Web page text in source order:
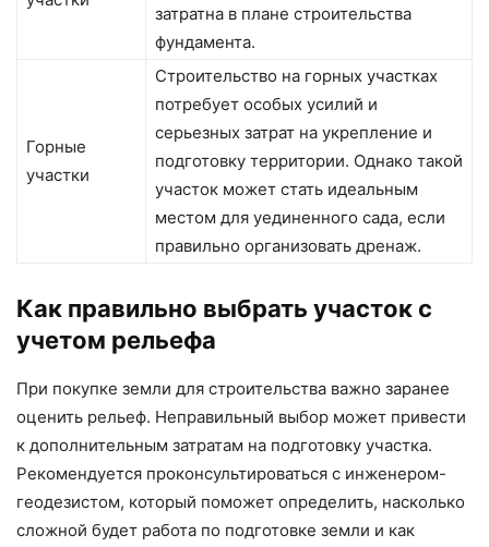
затратна в плане строительства
фундамента.
Горные
участки
Строительство на горных участках
потребует особых усилий и
серьезных затрат на укрепление и
подготовку территории. Однако такой
участок может стать идеальным
местом для уединенного сада, если
правильно организовать дренаж.
Как правильно выбрать участок с
учетом рельефа
При покупке земли для строительства важно заранее
оценить рельеф. Неправильный выбор может привести
к дополнительным затратам на подготовку участка.
Рекомендуется проконсультироваться с инженером-
геодезистом, который поможет определить, насколько
сложной будет работа по подготовке земли и как